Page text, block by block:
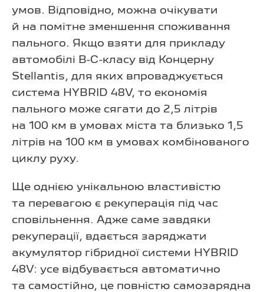
умов. Відповідно, можна очікувати
й на помітне зменшення споживання
пального. Якщо взяти для прикладу
автомобілі В-С-класу від Концерну
Stellantis, для яких впроваджується
система HYBRID 48V, то економія
пального може сягати до 2,5 літрів
на 100 км в умовах міста та близько 1,5
літрів на 100 км в умовах комбінованого
циклу руху.
Ще однією унікальною властивістю
та перевагою є рекуперація під час
сповільнення. Адже саме завдяки
рекуперації, вдається заряджати
акумулятор гібридної системи HYBRID
48V: усе відбувається автоматично
та самостійно, це повністю самозарядна